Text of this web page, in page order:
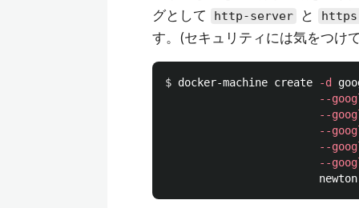
グとして
http-server と
す。(セキュリティには気をつけ
$ docker-machine create -d
--
--
--
--
--